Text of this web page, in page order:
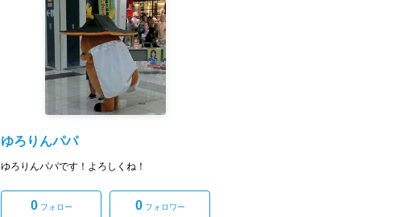
ゆろりんパパ
ゆろりんパパです！よろしくね！
0フォロー 0フォロワー